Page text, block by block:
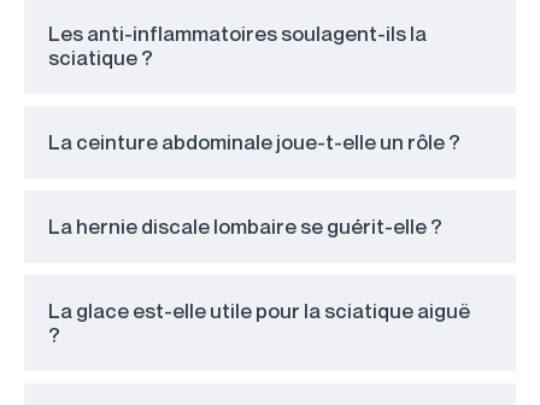
Les anti-inflammatoires soulagent-ils la
sciatique ?
La ceinture abdominale joue-t-elle un rôle ?
La hernie discale lombaire se guérit-elle ?
La glace est-elle utile pour la sciatique aiguë
?